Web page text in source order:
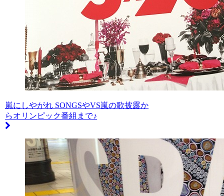
嵐にしやがれ SONGSやVS嵐の歌披露か
らオリンピック番組まで♪